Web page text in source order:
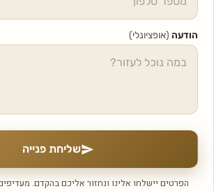
הודעה (אופציונלי)
שליחת פנייה